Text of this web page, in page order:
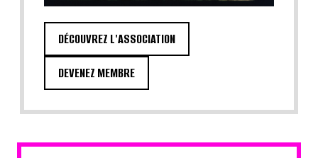
DÉCOUVREZ L'ASSOCIATION
DEVENEZ MEMBRE